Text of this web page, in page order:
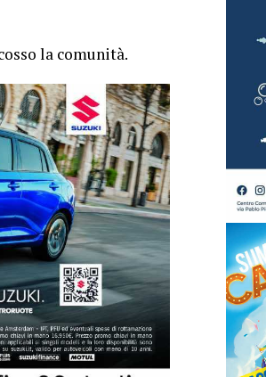
la comunità.